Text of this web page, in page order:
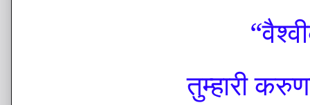
तुम्हारी